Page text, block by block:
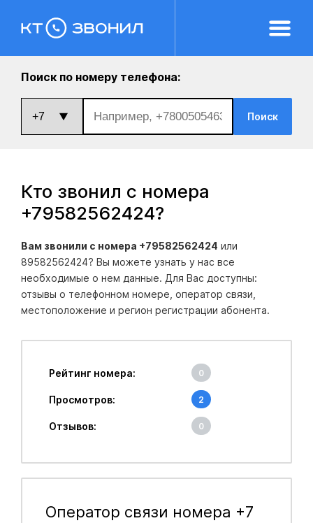
Поиск по номеру телефона:
Поиск
Кто звонил с номера
+79582562424?
Вам звонили с номера +79582562424 или
89582562424? Вы можете узнать у нас все
необходимые о нем данные. Для Вас доступны:
отзывы о телефонном номере, оператор связи,
местоположение и регион регистрации абонента.
Рейтинг номера: 0
Просмотров: 2
Отзывов: 0
Оператор связи номера +7